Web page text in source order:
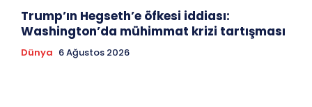
Trump’ın Hegseth’e öfkesi iddiası:
Washington’da mühimmat krizi tartışması
Dünya 6 Ağustos 2026